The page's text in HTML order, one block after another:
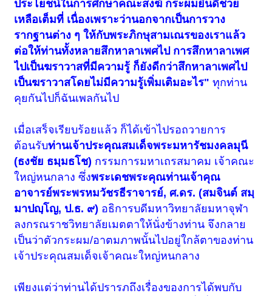
ประโยชน์ในการศึกษาคณะสงฆ์ กระผมยินดีช่วย
เหลือเต็มที่ เนื่องเพราะว่านอกจากเป็นการวาง
รากฐานต่าง ๆ ให้กับพระภิกษุสามเณรของเราแล้ว
ต่อให้ท่านทั้งหลายสึกหาลาเพศไป การสึกหาลาเพศ
ไปเป็นฆราวาสที่มีความรู้ ก็ยังดีกว่าสึกหาลาเพศไป
เป็นฆราวาสโดยไม่มีความรู้เพิ่มเติมอะไร" ทุกท่าน
คุยกันไปก็ฉันเพลกันไป
เมื่อเสร็จเรียบร้อยแล้ว ก็ได้เข้าไปรอถวายการ
ต้อนรับท่านเจ้าประคุณสมเด็จพระมหารัชมงคลมุนี
(ธงชัย ธมฺมธโช) กรรมการมหาเถรสมาคม เจ้าคณะ
ใหญ่หนกลาง ซึ่งพระเดชพระคุณท่านเจ้าคุณ
อาจารย์พระพรหมวัชรธีราจารย์, ศ.ดร. (สมจินต์ สมฺ
มาปญฺโญ, ป.ธ. ๙) อธิการบดีมหาวิทยาลัยมหาจุฬา
ลงกรณราชวิทยาลัยเมตตาให้นั่งข้างท่าน จึงกลาย
เป็นว่าตัวกระผม/อาตมภาพนั้นไปอยู่ใกล้ตาของท่าน
เจ้าประคุณสมเด็จเจ้าคณะใหญ่หนกลาง
เพียงแต่ว่าท่านได้ปรารภถึงเรื่องของการได้พบกับ